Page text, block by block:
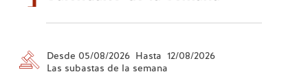
Desde 05/08/2026 Hasta 12/08/2026
Las subastas de la semana